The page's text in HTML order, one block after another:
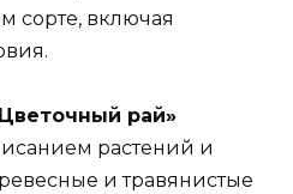
сорте, включая
рай»
растений и
и травянистые